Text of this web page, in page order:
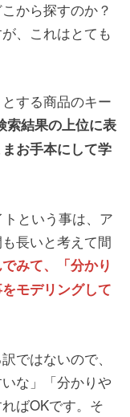
から探すのか？
、これはとても
する商品のキー
索結果の上位に表
お手本にして学
という事は、ア
長いと考えて間
みて、「分かり
モデリングして
ではないので、
な」「分かりや
ばOKです。そ